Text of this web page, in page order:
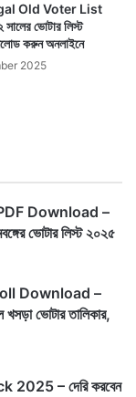
Old Voter List
ভোটার লিস্ট
করুন অনলাইনে
2025
Download –
ভোটার লিস্ট ২০২৫
Download –
খসড়া ভোটার তালিকার,
– দেরি করবেন